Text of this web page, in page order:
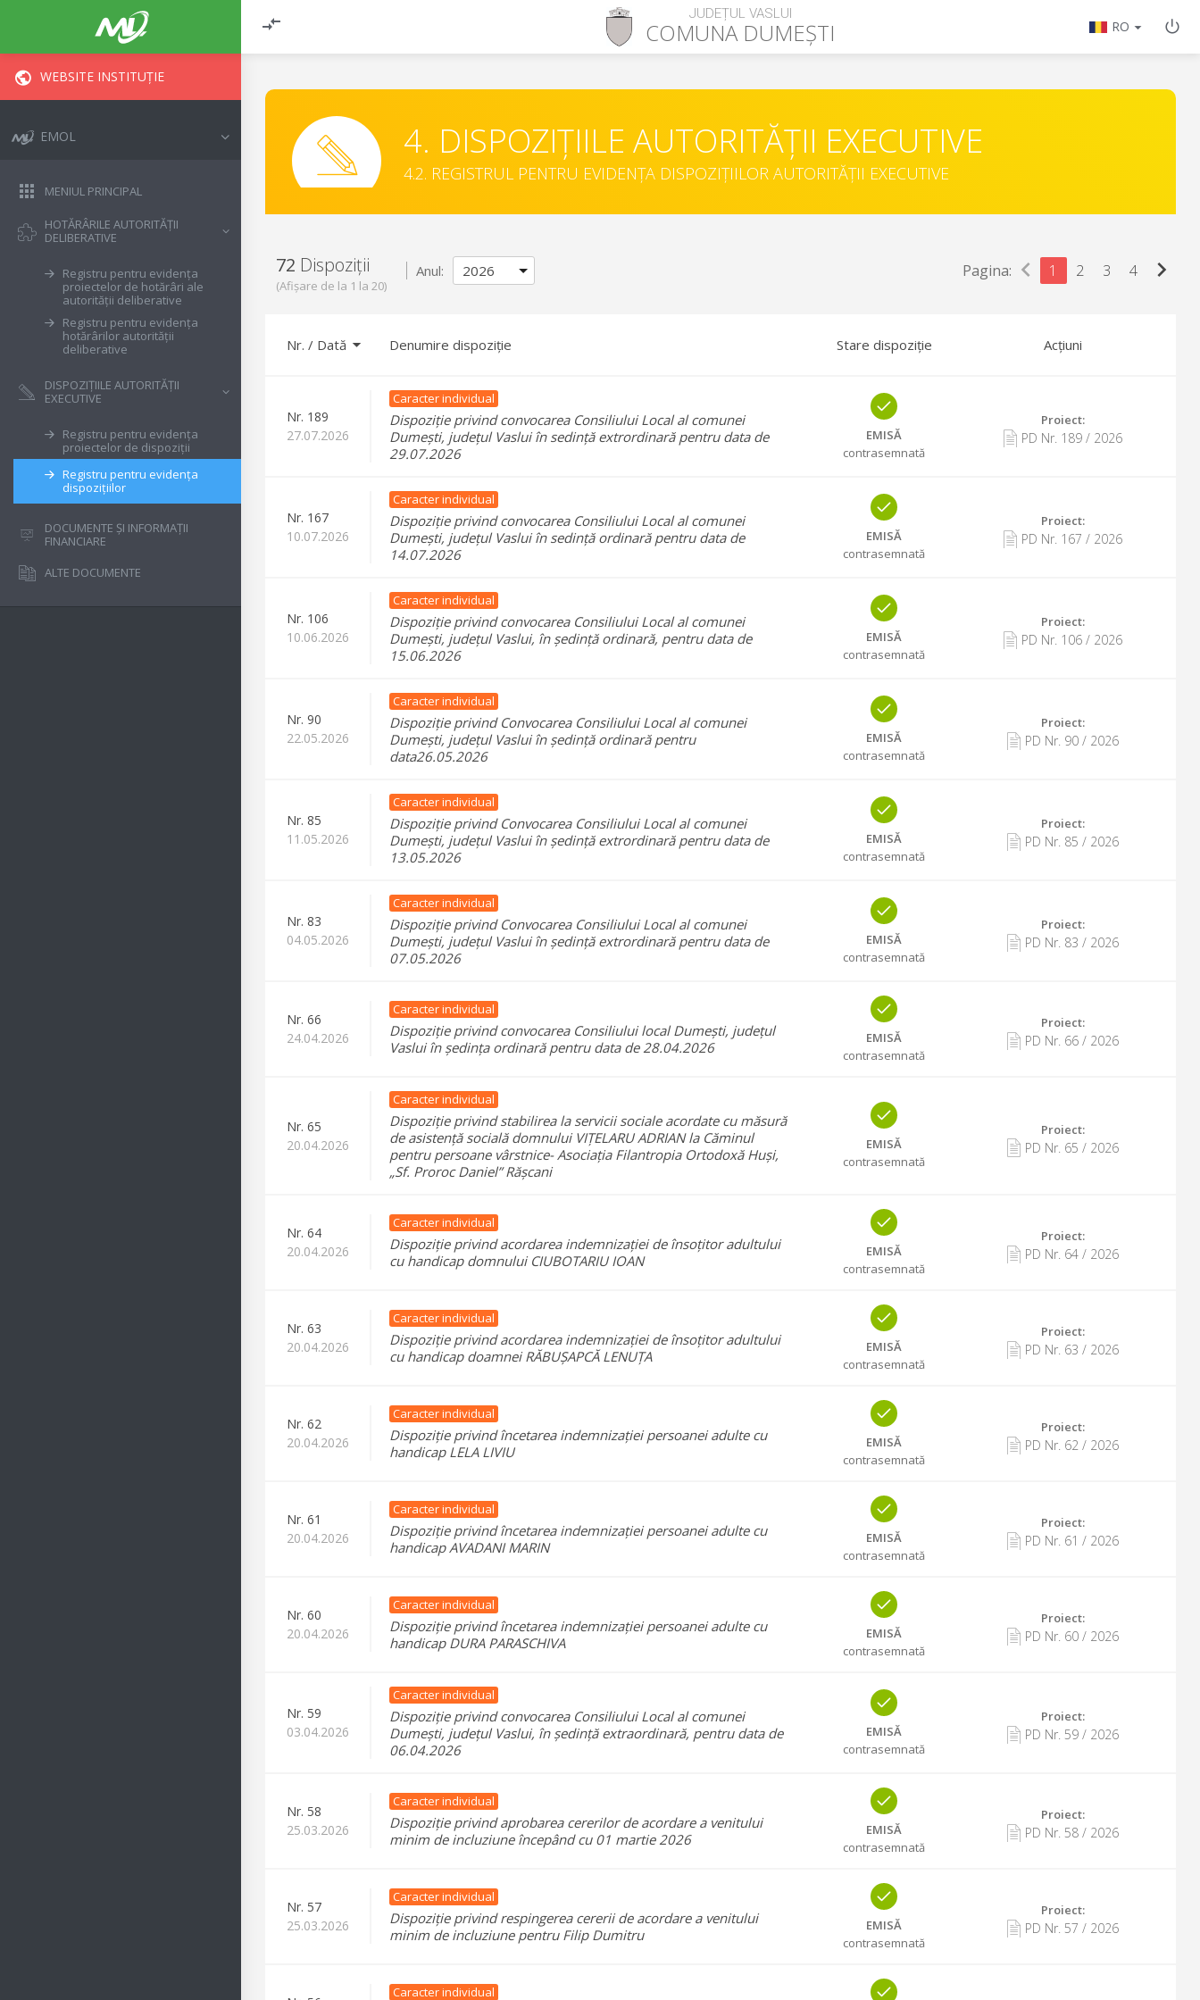
JUDEȚUL VASLUI
COMUNA DUMEȘTI RO
WEBSITE INSTITUȚIE
EMOL
MENIUL PRINCIPAL
HOTĂRÂRILE AUTORITĂȚII
DELIBERATIVE
Registru pentru evidența
proiectelor de hotărâri ale
autorității deliberative
Registru pentru evidența
hotărârilor autorității
deliberative
DISPOZIȚIILE AUTORITĂȚII
EXECUTIVE
Registru pentru evidența
proiectelor de dispoziții
Registru pentru evidența
dispozițiilor
DOCUMENTE ȘI INFORMAȚII
FINANCIARE
ALTE DOCUMENTE
4. DISPOZIȚIILE AUTORITĂȚII EXECUTIVE
4.2. REGISTRUL PENTRU EVIDENȚA DISPOZIȚIILOR AUTORITĂȚII EXECUTIVE
72 Dispoziții
(Afișare de la 1 la 20)
Anul: Pagina: chevron_left 1 2 3 4 chevron_right
Nr. / Dată Denumire dispoziție Stare dispoziție Acțiuni
Nr. 189
27.07.2026
Caracter individual
Dispoziție privind convocarea Consiliului Local al comunei
Dumești, județul Vaslui în sedință extrordinară pentru data de
29.07.2026
EMISĂ
contrasemnată
Proiect:
PD Nr. 189/ 2026
Nr. 167
10.07.2026
Caracter individual
Dispoziție privind convocarea Consiliului Local al comunei
Dumești, județul Vaslui în sedință ordinară pentru data de
14.07.2026
EMISĂ
contrasemnată
Proiect:
PD Nr. 167 / 2026
Nr. 106
10.06.2026
Caracter individual
Dispoziție privind convocarea Consiliului Local al comunei
Dumești, județul Vaslui, în ședință ordinară, pentru data de
15.06.2026
EMISĂ
contrasemnată
Proiect:
PD Nr. 106/ 2026
Nr. 90
22.05.2026
Caracter individual
Dispoziție privind Convocarea Consiliului Local al comunei
Dumești, județul Vaslui în ședință ordinară pentru
data26.05.2026
EMISĂ
contrasemnată
Proiect:
PD Nr. 90/ 2026
Nr. 85
11.05.2026
Caracter individual
Dispoziție privind Convocarea Consiliului Local al comunei
Dumești, județul Vaslui în ședință extrordinară pentru data de
13.05.2026
EMISĂ
contrasemnată
Proiect:
PD Nr. 85 / 2026
Nr. 83
04.05.2026
Caracter individual
Dispoziție privind Convocarea Consiliului Local al comunei
Dumești, județul Vaslui în ședință extrordinară pentru data de
07.05.2026
EMISĂ
contrasemnată
Proiect:
PD Nr. 83 / 2026
Nr. 66
24.04.2026
Caracter individual
Dispoziție privind convocarea Consiliului local Dumești, județul
Vaslui în ședința ordinară pentru data de 28.04.2026
EMISĂ
contrasemnată
Proiect:
PD Nr. 66/ 2026
Nr. 65
20.04.2026
Caracter individual
Dispoziție privind stabilirea la servicii sociale acordate cu măsură
de asistență socială domnului VIȚELARU ADRIAN la Căminul
pentru persoane vârstnice- Asociația Filantropia Ortodoxă Huși,
„Sf. Proroc Daniel” Rășcani
EMISĂ
contrasemnată
Proiect:
PD Nr. 65 / 2026
Nr. 64
20.04.2026
Caracter individual
Dispoziție privind acordarea indemnizației de însoțitor adultului
cu handicap domnului CIUBOTARIU IOAN
EMISĂ
contrasemnată
Proiect:
PD Nr. 64/ 2026
Nr. 63
20.04.2026
Caracter individual
Dispoziție privind acordarea indemnizației de însoțitor adultului
cu handicap doamnei RĂBUȘAPCĂ LENUȚA
EMISĂ
contrasemnată
Proiect:
PD Nr. 63 / 2026
Nr. 62
20.04.2026
Caracter individual
Dispoziție privind încetarea indemnizației persoanei adulte cu
handicap LELA LIVIU
EMISĂ
contrasemnată
Proiect:
PD Nr. 62/ 2026
Nr. 61
20.04.2026
Caracter individual
Dispoziție privind încetarea indemnizației persoanei adulte cu
handicap AVADANI MARIN
EMISĂ
contrasemnată
Proiect:
PD Nr. 61 / 2026
Nr. 60
20.04.2026
Caracter individual
Dispoziție privind încetarea indemnizației persoanei adulte cu
handicap DURA PARASCHIVA
EMISĂ
contrasemnată
Proiect:
PD Nr. 60/ 2026
Nr. 59
03.04.2026
Caracter individual
Dispoziție privind convocarea Consiliului Local al comunei
Dumești, județul Vaslui, în ședință extraordinară, pentru data de
06.04.2026
EMISĂ
contrasemnată
Proiect:
PD Nr. 59/ 2026
Nr. 58
25.03.2026
Caracter individual
Dispoziție privind aprobarea cererilor de acordare a venitului
minim de incluziune începând cu 01 martie 2026
EMISĂ
contrasemnată
Proiect:
PD Nr. 58/ 2026
Nr. 57
25.03.2026
Caracter individual
Dispoziție privind respingerea cererii de acordare a venitului
minim de incluziune pentru Filip Dumitru
EMISĂ
contrasemnată
Proiect:
PD Nr. 57 / 2026
Caracter individual